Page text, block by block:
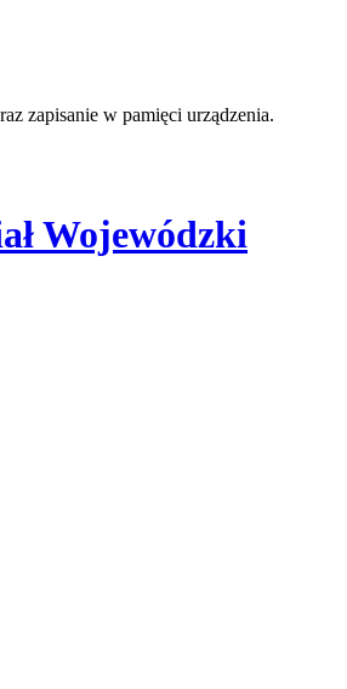
zapisanie w pamięci urządzenia.
Wojewódzki